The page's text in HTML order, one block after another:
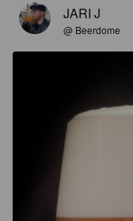
JARI J
@ Beerdome